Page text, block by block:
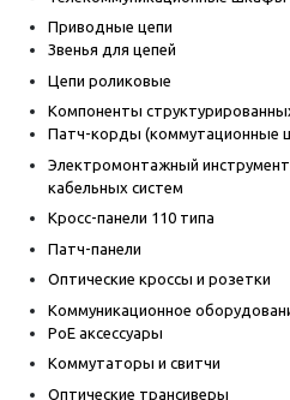
Приводные цепи
Звенья для цепей
Цепи роликовые
Компоненты
Патч-корды (коммутационные
Электромонтажный инструмент
кабельных систем
Кросс-панели 110 типа
Патч-панели
Оптические кроссы и розетки
Коммуникационное
PoE аксессуары
Коммутаторы и свитчи
Оптические трансиверы